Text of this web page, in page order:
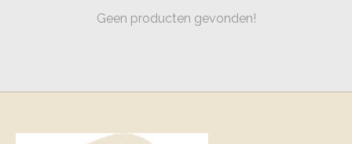
Geen producten gevonden!